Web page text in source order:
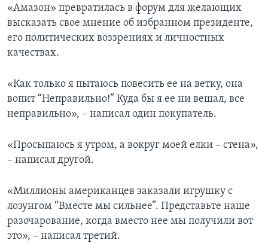
«Амазон» превратилась в форум для желающих
высказать свое мнение об избранном президенте,
его политических воззрениях и личностных
качествах.
«Как только я пытаюсь повесить ее на ветку, она
вопит “Неправильно!” Куда бы я ее ни вешал, все
неправильно», – написал один покупатель.
«Просыпаюсь я утром, а вокруг моей елки – стена»,
– написал другой.
«Миллионы американцев заказали игрушку с
лозунгом “Вместе мы сильнее”. Представьте наше
разочарование, когда вместо нее мы получили вот
это», – написал третий.